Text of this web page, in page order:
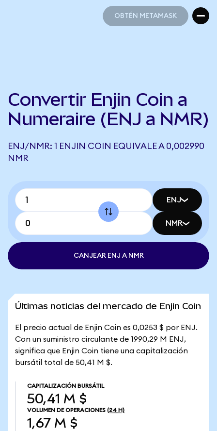
OBTÉN METAMASK
Convertir Enjin Coin a
Numeraire (ENJ a NMR)
ENJ/NMR: 1 ENJIN COIN EQUIVALE A 0,002990
NMR
ENJ
NMR
CANJEAR ENJ A NMR
Últimas noticias del mercado de Enjin Coin
El precio actual de Enjin Coin es 0,0253 $ por ENJ.
Con un suministro circulante de 1990,29 M ENJ,
significa que Enjin Coin tiene una capitalización
bursátil total de 50,41 M $.
CAPITALIZACIÓN BURSÁTIL
50,41 M $
VOLUMEN DE OPERACIONES (24 H)
1,67 M $